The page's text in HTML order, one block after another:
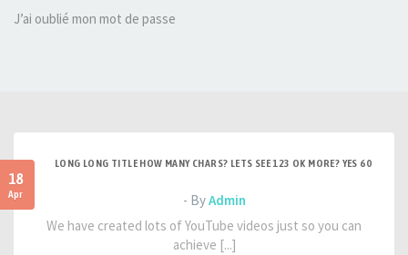
J’ai oublié mon mot de passe
18
Apr
LONG LONG TITLE HOW MANY CHARS? LETS SEE 123 OK MORE? YES 60
- ByAdmin
We have created lots of YouTube videos just so you can
achieve [...]